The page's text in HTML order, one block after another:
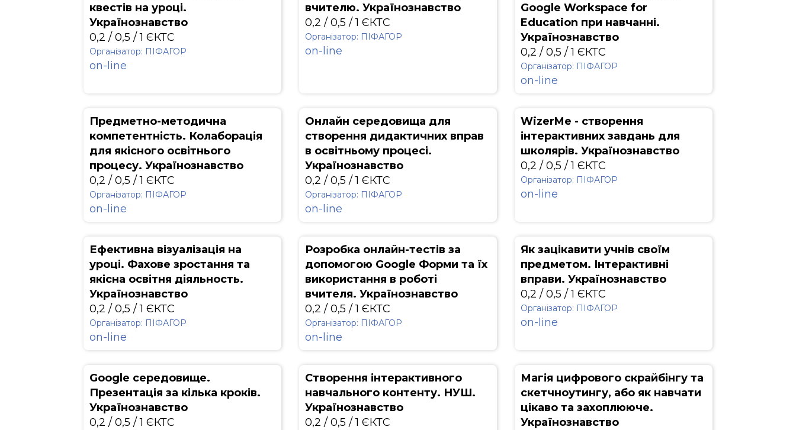
квестів на уроці.
Українознавство
0,2 / 0,5 / 1 ЄКТС
Організатор: ПІФАГОР
on-line
вчителю. Українознавство
0,2 / 0,5 / 1 ЄКТС
Організатор: ПІФАГОР
on-line
Google Workspace for
Education при навчанні.
Українознавство
0,2 / 0,5 / 1 ЄКТС
Організатор: ПІФАГОР
on-line
Предметно-методична
компетентність. Колаборація
для якісного освітнього
процесу. Українознавство
0,2 / 0,5 / 1 ЄКТС
Організатор: ПІФАГОР
on-line
Онлайн середовища для
створення дидактичних вправ
в освітньому процесі.
Українознавство
0,2 / 0,5 / 1 ЄКТС
Організатор: ПІФАГОР
on-line
WizerMe - створення
інтерактивних завдань для
школярів. Українознавство
0,2 / 0,5 / 1 ЄКТС
Організатор: ПІФАГОР
on-line
Ефективна візуалізація на
уроці. Фахове зростання та
якісна освітня діяльность.
Українознавство
0,2 / 0,5 / 1 ЄКТС
Організатор: ПІФАГОР
on-line
Розробка онлайн-тестів за
допомогою Google Форми та їх
використання в роботі
вчителя. Українознавство
0,2 / 0,5 / 1 ЄКТС
Організатор: ПІФАГОР
on-line
Як зацікавити учнів своїм
предметом. Інтерактивні
вправи. Українознавство
0,2 / 0,5 / 1 ЄКТС
Організатор: ПІФАГОР
on-line
Google середовище.
Презентація за кілька кроків.
Українознавство
0,2 / 0,5 / 1 ЄКТС
Створення інтерактивного
навчального контенту. НУШ.
Українознавство
0,2 / 0,5 / 1 ЄКТС
Магія цифрового скрайбінгу та
скетчноутингу, або як навчати
цікаво та захоплююче.
Українознавство